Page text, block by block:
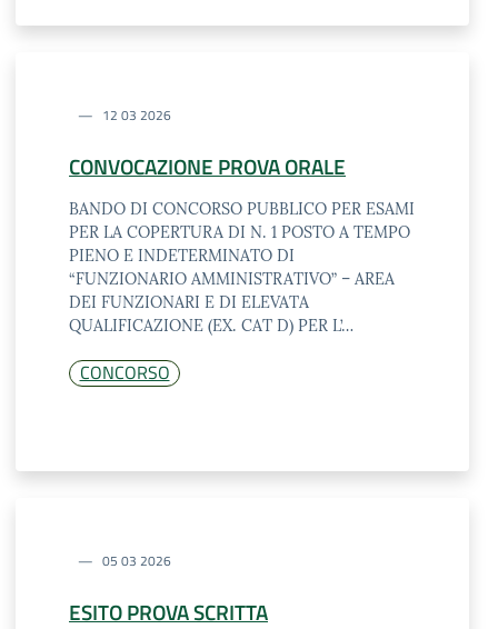
12 03 2026
CONVOCAZIONE PROVA ORALE
BANDO DI CONCORSO PUBBLICO PER ESAMI
PER LA COPERTURA DI N. 1 POSTO A TEMPO
PIENO E INDETERMINATO DI
“FUNZIONARIO AMMINISTRATIVO” – AREA
DEI FUNZIONARI E DI ELEVATA
QUALIFICAZIONE (EX. CAT D) PER L’…
CONCORSO
05 03 2026
ESITO PROVA SCRITTA